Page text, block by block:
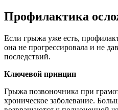
Профилактика
Если грыжа уже есть,
она не прогрессировала и не
последствий.
Ключевой принцип
Грыжа позвоночника при
хроническое заболевание.